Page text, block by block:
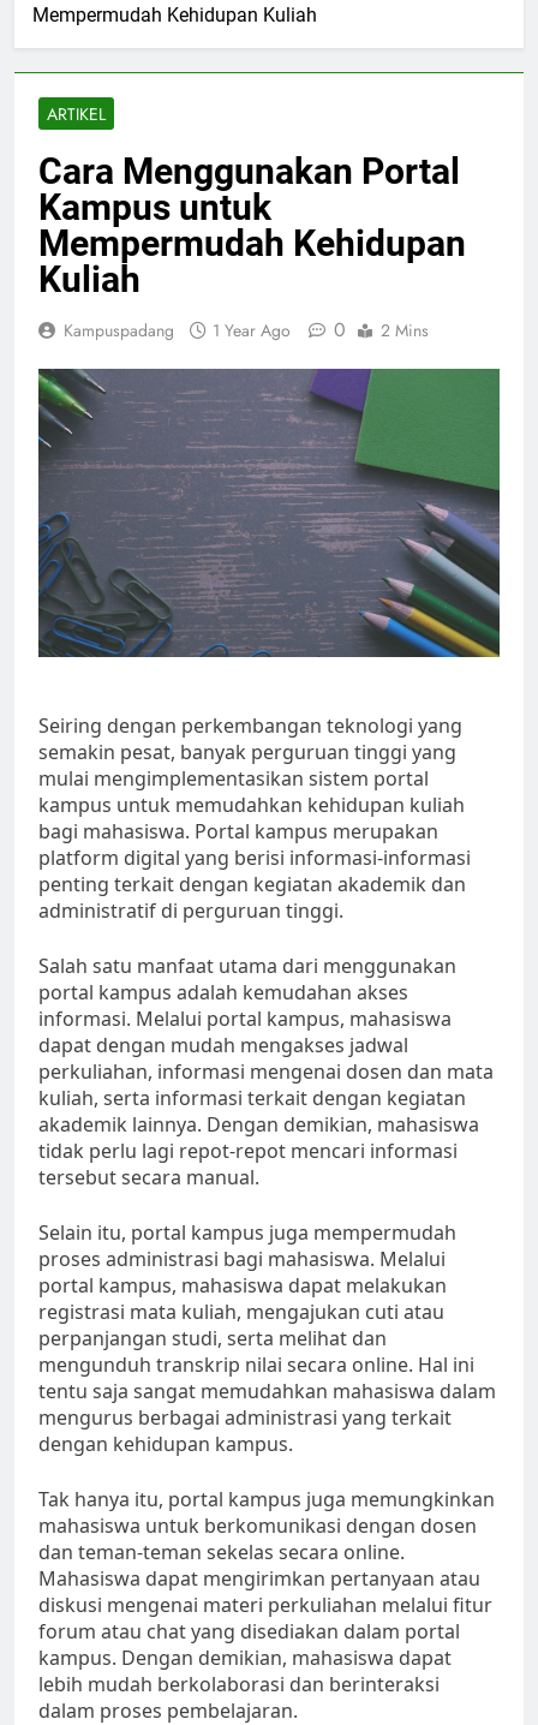
Mempermudah Kehidupan Kuliah
ARTIKEL
Cara Menggunakan Portal
Kampus untuk
Mempermudah Kehidupan
Kuliah
Kampuspadang 1 Year Ago 0 2 Mins
Seiring dengan perkembangan teknologi yang
semakin pesat, banyak perguruan tinggi yang
mulai mengimplementasikan sistem portal
kampus untuk memudahkan kehidupan kuliah
bagi mahasiswa. Portal kampus merupakan
platform digital yang berisi informasi-informasi
penting terkait dengan kegiatan akademik dan
administratif di perguruan tinggi.
Salah satu manfaat utama dari menggunakan
portal kampus adalah kemudahan akses
informasi. Melalui portal kampus, mahasiswa
dapat dengan mudah mengakses jadwal
perkuliahan, informasi mengenai dosen dan mata
kuliah, serta informasi terkait dengan kegiatan
akademik lainnya. Dengan demikian, mahasiswa
tidak perlu lagi repot-repot mencari informasi
tersebut secara manual.
Selain itu, portal kampus juga mempermudah
proses administrasi bagi mahasiswa. Melalui
portal kampus, mahasiswa dapat melakukan
registrasi mata kuliah, mengajukan cuti atau
perpanjangan studi, serta melihat dan
mengunduh transkrip nilai secara online. Hal ini
tentu saja sangat memudahkan mahasiswa dalam
mengurus berbagai administrasi yang terkait
dengan kehidupan kampus.
Tak hanya itu, portal kampus juga memungkinkan
mahasiswa untuk berkomunikasi dengan dosen
dan teman-teman sekelas secara online.
Mahasiswa dapat mengirimkan pertanyaan atau
diskusi mengenai materi perkuliahan melalui fitur
forum atau chat yang disediakan dalam portal
kampus. Dengan demikian, mahasiswa dapat
lebih mudah berkolaborasi dan berinteraksi
dalam proses pembelajaran.